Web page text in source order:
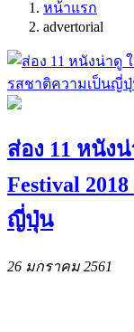
หน้าแรก
advertorial
ส่อง 11 หนังน่
Festival
ญี่ปุ่น
26 มกราคม 2561